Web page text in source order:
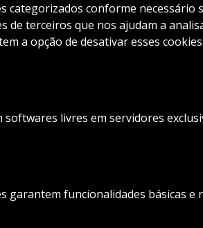
categorizados conforme necessário
terceiros que nos ajudam a
a opção de desativar esses
livres em servidores
funcionalidades básicas e